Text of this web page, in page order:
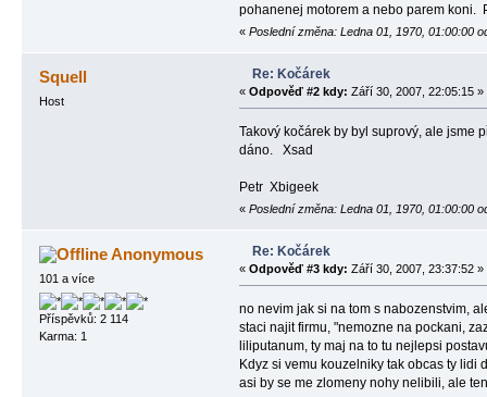
pohanenej motorem a nebo parem koni.
« Poslední změna: Ledna 01, 1970, 01:00:00
Squell
Host
Re: Kočárek
« Odpověď #2 kdy: Září 30, 2007, 22:05:15 »
Takový kočárek by byl suprový, ale jsme
dáno. Xsad
Petr Xbigeek
« Poslední změna: Ledna 01, 1970, 01:00:00
Anonymous
101 a více
Příspěvků: 2 114
Karma: 1
Re: Kočárek
« Odpověď #3 kdy: Září 30, 2007, 23:37:52 »
no nevim jak si na tom s nabozenstvim,
staci najit firmu, "nemozne na pockani,
liliputanum, ty maj na to tu nejlepsi
Kdyz si vemu kouzelniky tak obcas ty lidi
asi by se me zlomeny nohy nelibili, ale